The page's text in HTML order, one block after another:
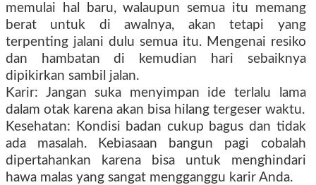
memulai hal baru, walaupun semua itu memang
berat untuk di awalnya, akan tetapi yang
terpenting jalani dulu semua itu. Mengenai resiko
dan hambatan di kemudian hari sebaiknya
dipikirkan sambil jalan.
Karir: Jangan suka menyimpan ide terlalu lama
dalam otak karena akan bisa hilang tergeser waktu.
Kesehatan: Kondisi badan cukup bagus dan tidak
ada masalah. Kebiasaan bangun pagi cobalah
dipertahankan karena bisa untuk menghindari
hawa malas yang sangat mengganggu karir Anda.